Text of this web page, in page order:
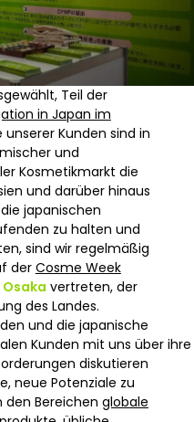
Teil der
in Japan im
unserer Kunden sind in
und
Kosmetikmarkt die
und darüber hinaus
japanischen
zu halten und
sind wir regelmäßig
der Cosme Week
Osaka vertreten, der
des Landes.
und die japanische
Kunden mit uns über ihre
diskutieren
neue Potenziale zu
den Bereichen globale